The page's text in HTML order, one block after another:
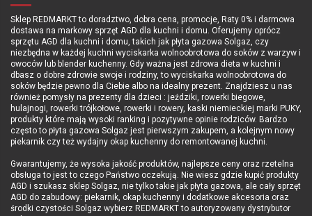
Moc wyjściowa (ruszt / konwekcja) 1200W / 1750W
Moc całkowita 3350W
Pojemność komory 50 l
Temperatura nagrzewania od 50 do 250 °C
Waga 34 kg
Produkcja Polska
Gwarancja 24 miesiące Door To Door
Marka
Sklep REDMARKT to doradztwo, dobra cena, promocje, Raty 0% i darmowa
dostawa na markowy sprzęt AGD dla kuchni i domu. Oferujemy oprócz
sprzętu AGD dla kuchni i domu, takich jak płyta gazowa Solgaz, czy
niezbędna w każdej kuchni wyciskarka wolnoobrotowa do soków z warzyw i
owoców lub blender kuchenny. Gdy ważna jest zdrowa dieta w kuchni i
dbasz o dobre zdrowie swoje i rodziny, to wyciskarka wolnoobrotowa do
soków będzie pewno dla Ciebie albo na idealny prezent. Znajdziesz u nas
również pomysły na prezenty dla dzieci : jeździki, rowerki biegowe,
hulajnogi, rowerki trójkołowe, rowerki i rowery, kaski niemieckiej marki PUKY,
produkty które mają wysoki ranking i pozytywne opinie rodziców. Bardzo
często to płyta gazowa Solgaz jest pierwszym zakupem, a kolejnym nowy
piekarnik czy też wydajny okap kuchenny do remontowanej kuchni.
Gwarantujemy, że wysoka jakość produktów, najlepsze ceny oraz rzetelna
obsługa to jest to czego Państwo oczekują. Nie wiesz gdzie kupić produkty
AGD i szukasz sklep Solgaz, nie tylko takie jak płyta gazowa, ale cały sprzęt
AGD do zabudowy: piekarnik, okap kuchenny i dodatkowe akcesoria oraz
środki czystości Solgaz wybierz REDMARKT to autoryzowany dystrybutor